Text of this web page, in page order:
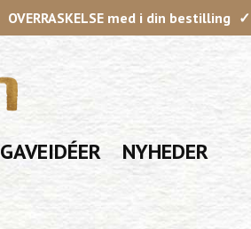
OVERRASKELSE med i din bestilling
GAVEIDÉER NYHEDER